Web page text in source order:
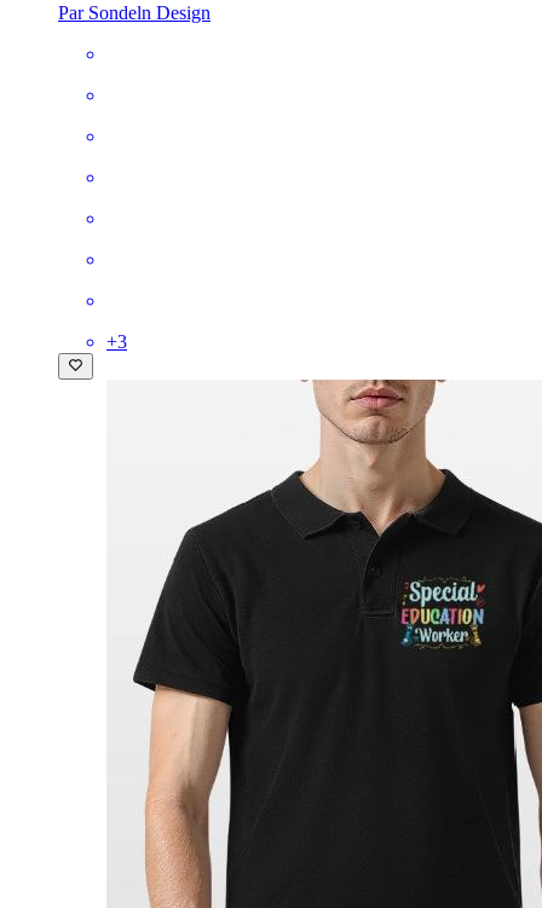
Par Sondeln Design
+3